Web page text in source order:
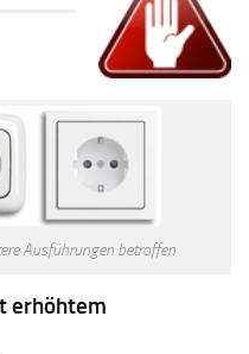
Ausführungen betroffen
erhöhtem